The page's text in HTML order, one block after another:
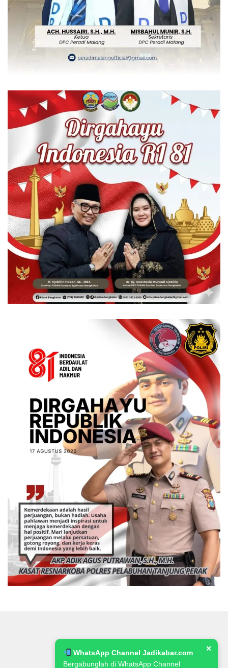
WhatsApp Channel Jadikabar.com
Bergabunglah di WhatsApp Channel
✕